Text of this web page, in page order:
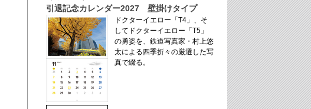
引退記念カレンダー2027 壁掛けタイプ
ドクターイエロー「T4」、そ
してドクターイエロー「T5」
の勇姿を、鉄道写真家・村上悠
太による四季折々の厳選した写
真で綴る。